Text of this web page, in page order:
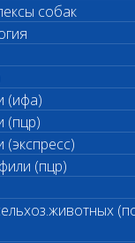
собак
(ифа)
(пцр)
(экспресс)
(пцр)